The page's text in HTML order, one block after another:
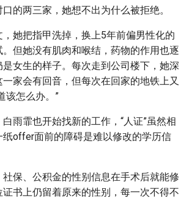
的两三家，她想不出为什么被拒绝。
她把指甲洗掉，换上5年前偏男性化的
但她没有肌肉和喉结，药物的作用也逐
女生的样子。每次走到公司楼下，她深
家会有回音，但每次在回家的地铁上又
该怎么办。”
雨霏也开始找新的工作，“人证”虽然相
offer面前的障碍是难以修改的学历信
保、公积金的性别信息在手术后就能修
书上仍留着原来的性别，每一次不得不